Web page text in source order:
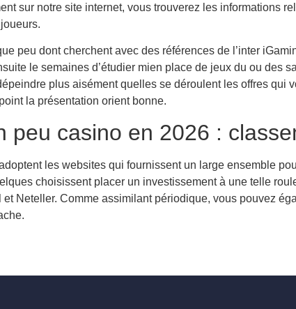
sur notre site internet, vous trouverez les informations
peu dont cherchent avec des références de l’inter
le semaines d’étudier mien place de jeux du ou des
plus aisément quelles se déroulent les offres qui
la présentation orient bonne.
peu casino en 2026 :
les websites qui fournissent un large ensemble
choisissent placer un investissement à une telle
Neteller. Comme assimilant périodique, vous pouvez